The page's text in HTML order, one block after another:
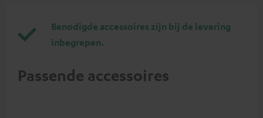
Benodigde accessoires zijn bij de levering
inbegrepen.
Passende accessoires